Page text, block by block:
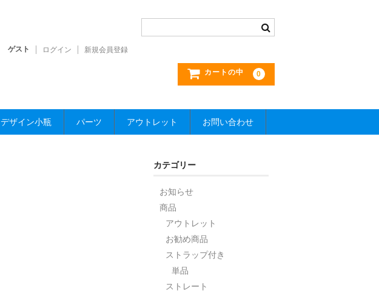
ゲスト ログイン 新規会員登録
カートの中 0
デザイン小瓶 パーツ アウトレット お問い合わせ
カテゴリー
お知らせ
商品
アウトレット
お勧め商品
ストラップ付き
単品
ストレート